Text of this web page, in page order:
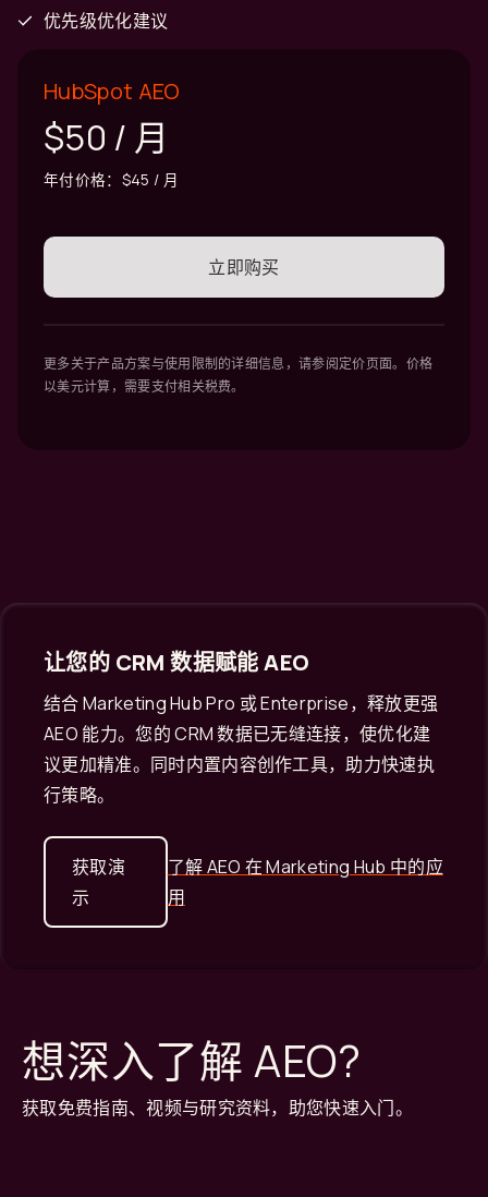
优先级优化建议
HubSpot AEO
$50 / 月
年付价格：$45 / 月
立即购买
更多关于产品方案与使用限制的详细信息，请参阅定价页面。价格
以美元计算，需要支付相关税费。
让您的 CRM 数据赋能 AEO
结合 Marketing Hub Pro 或 Enterprise，释放更强
AEO 能力。您的 CRM 数据已无缝连接，使优化建
议更加精准。同时内置内容创作工具，助力快速执
行策略。
获取演
示
了解 AEO 在 Marketing Hub 中的应
用
想深入了解 AEO?
获取免费指南、视频与研究资料，助您快速入门。